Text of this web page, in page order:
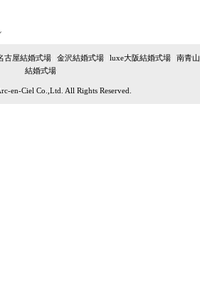
古屋結婚式場 金沢結婚式場| luxe大阪結婚式場| 南青山
結婚式場
en-Ciel Co.,Ltd. All Rights Reserved.